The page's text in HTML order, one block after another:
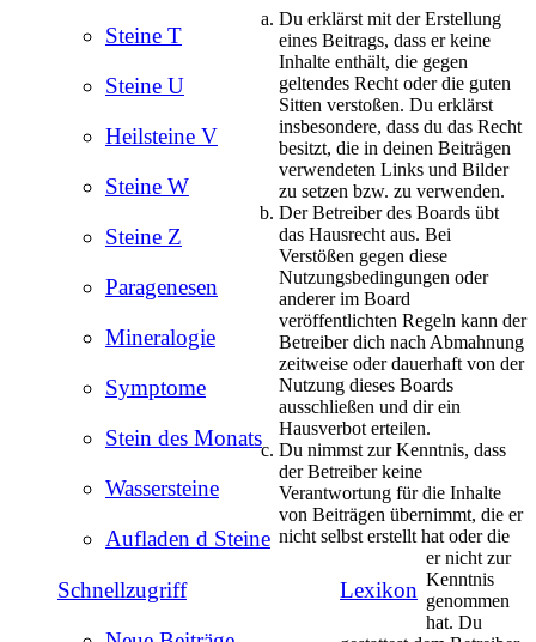
Steine T
Steine U
Heilsteine V
Steine W
Steine Z
Paragenesen
Mineralogie
Symptome
Stein des Monats
Wassersteine
Aufladen d Steine
Schnellzugriff
Lexikon
Du erklärst mit der Erstellung
eines Beitrags, dass er keine
Inhalte enthält, die gegen
geltendes Recht oder die guten
Sitten verstoßen. Du erklärst
insbesondere, dass du das Recht
besitzt, die in deinen Beiträgen
verwendeten Links und Bilder
zu setzen bzw. zu verwenden.
Der Betreiber des Boards übt
das Hausrecht aus. Bei
Verstößen gegen diese
Nutzungsbedingungen oder
anderer im Board
veröffentlichten Regeln kann der
Betreiber dich nach Abmahnung
zeitweise oder dauerhaft von der
Nutzung dieses Boards
ausschließen und dir ein
Hausverbot erteilen.
Du nimmst zur Kenntnis, dass
der Betreiber keine
Verantwortung für die Inhalte
von Beiträgen übernimmt, die er
nicht selbst erstellt hat oder die
er nicht zur
Kenntnis
genommen
hat. Du